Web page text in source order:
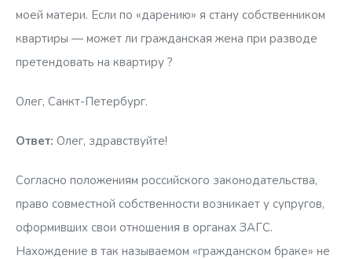
моей матери. Если по «дарению» я стану собственником
квартиры — может ли гражданская жена при разводе
претендовать на квартиру ?
Олег, Санкт-Петербург.
Ответ: Олег, здравствуйте!
Согласно положениям российского законодательства,
право совместной собственности возникает у супругов,
оформивших свои отношения в органах ЗАГС.
Нахождение в так называемом «гражданском браке» не